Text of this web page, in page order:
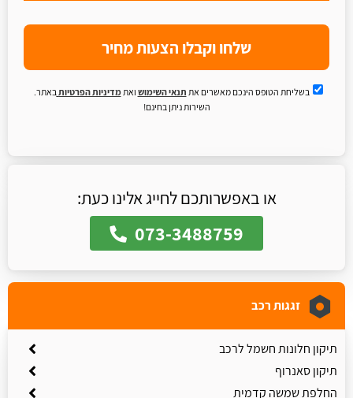
שלחו וקבלו הצעות מחיר
בשליחת הטופס הינכם מאשרים את תנאי השימוש ואתמדיניות הפרטיותבאתר.
השירות ניתן בחינם!
או באפשרותכם לחייג אלינו כעת:
073-3488759
זגגות רכב
תיקון חלונות חשמל לרכב
תיקון סאנרוף
החלפת שמשה קדמית